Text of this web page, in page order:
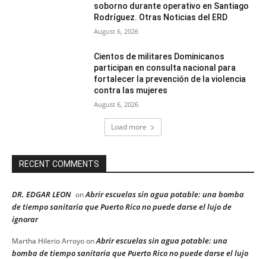
soborno durante operativo en Santiago
Rodríguez. Otras Noticias del ERD
August 6, 2026
Cientos de militares Dominicanos
participan en consulta nacional para
fortalecer la prevención de la violencia
contra las mujeres
August 6, 2026
Load more
RECENT COMMENTS
DR. EDGAR LEON onAbrir escuelas sin agua potable: una bomba
de tiempo sanitaria que Puerto Rico no puede darse el lujo de
ignorar
Martha Hilerio ArroyoonAbrir escuelas sin agua potable: una
bomba de tiempo sanitaria que Puerto Rico no puede darse el lujo